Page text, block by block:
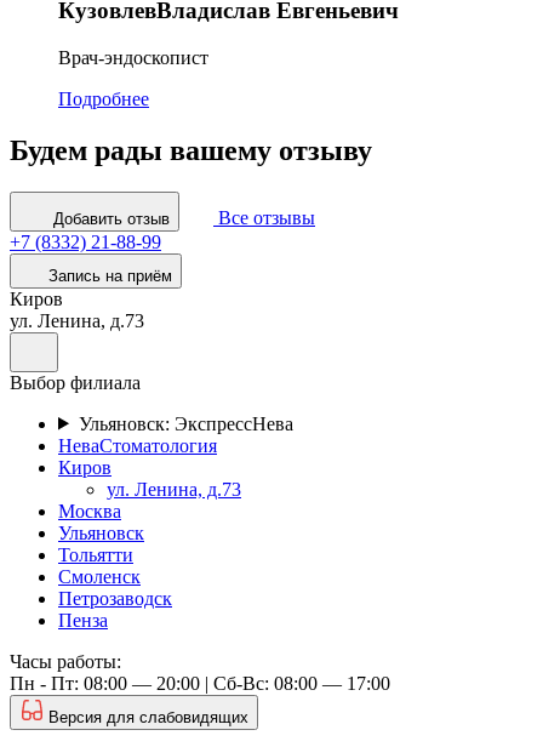
КузовлевВладислав Евгеньевич
Врач-эндоскопист
Подробнее
Будем рады вашему отзыву
Добавить отзыв
Все отзывы
+7 (8332) 21-88-99
Запись на приём
Киров
ул. Ленина, д.73
Выбор филиала
Ульяновск: ЭкспрессНева
НеваСтоматология
Киров
ул. Ленина, д.73
Москва
Ульяновск
Тольятти
Смоленск
Петрозаводск
Пенза
Часы работы:
Пн - Пт: 08:00 — 20:00 | Cб-Вс: 08:00 — 17:00
Версия для слабовидящих